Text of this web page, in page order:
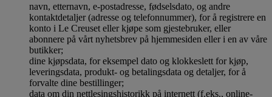
navn, etternavn, e-postadresse, fødselsdato, og andre
kontaktdetaljer (adresse og telefonnummer), for å registrere en
konto i Le Creuset eller kjøpe som gjestebruker, eller
abonnere på vårt nyhetsbrev på hjemmesiden eller i en av våre
butikker;
dine kjøpsdata, for eksempel dato og klokkeslett for kjøp,
leveringsdata, produkt- og betalingsdata og detaljer, for å
forvalte dine bestillinger;
data om din nettlesingshistorikk på internett (f.eks., online-